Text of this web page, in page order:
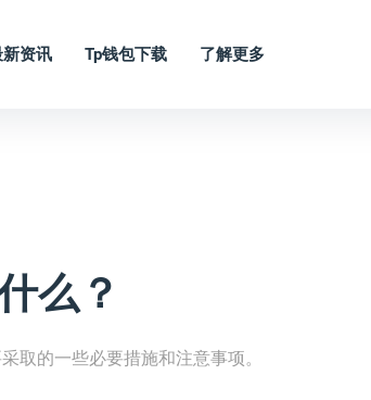
新资讯 Tp钱包下载 了解更多
么？
取的一些必要措施和注意事项。